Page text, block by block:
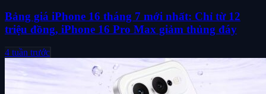
Bảng giá iPhone 16 tháng 7 mới nhất: Chỉ từ 12
triệu đồng, iPhone 16 Pro Max giảm thủng đáy
4 tuần trước